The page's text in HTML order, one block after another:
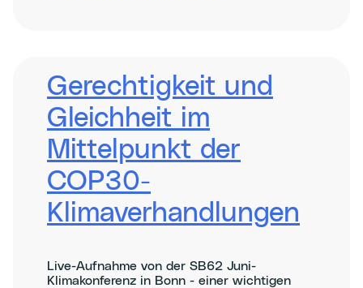
2026
Gerechtigkeit und
Gleichheit im
Mittelpunkt der
COP30-
Klimaverhandlungen
Live-Aufnahme von der SB62 Juni-
Klimakonferenz in Bonn - einer wichtigen